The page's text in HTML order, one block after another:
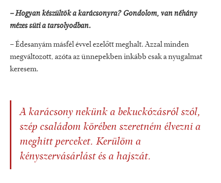
– Hogyan készültök a karácsonyra? Gondolom, van néhány
mézes süti a tarsolyodban.
– Édesanyám másfél évvel ezelőtt meghalt. Azzal minden
megváltozott, azóta az ünnepekben inkább csak a nyugalmat
keresem.
A karácsony nekünk a bekuckózásról szól,
szép családom körében szeretném élvezni a
meghitt perceket. Kerülöm a
kényszervásárlást és a hajszát.